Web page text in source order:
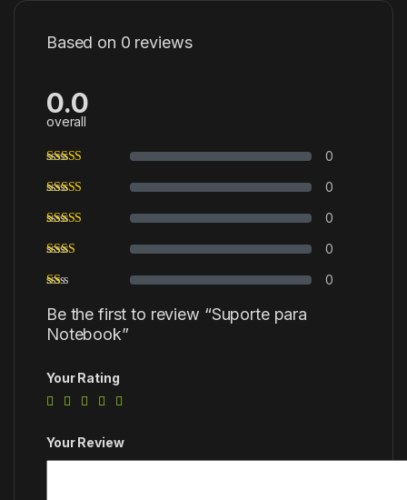
Based on 0 reviews
0.0
overall
0
0
0
0
0
Be the first to review “Suporte para
Notebook”
Your Rating
Your Review